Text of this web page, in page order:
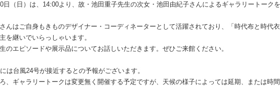
日（日）は、14:00より、故・池田重子先生の次女・池田由紀子さんによるギャラリートーク
んはご自身もきものデザイナー・コーディネーターとして活躍されており、「時代布と時代
を継いでいらっしゃいます。
のエピソードや展示品についてお話しいただきます。ぜひご来館ください。
は台風24号が接近するとの予報がございます。
、ギャラリートークは変更無く開催する予定ですが、天候の様子によっては延期、または時